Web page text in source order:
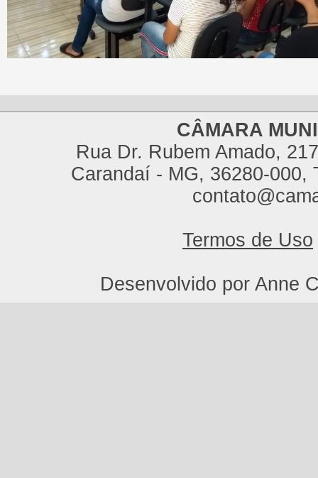
CÂMARA
Rua Dr. Rubem Amado,
Carandaí - MG, 36280-000,
Termos de Uso
Desenvolvido por Anne